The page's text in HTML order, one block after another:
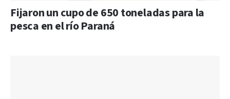
Fijaron un cupo de 650 toneladas para la
pesca en el río Paraná